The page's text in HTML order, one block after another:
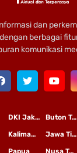
dan
berbagai
komunikasi
Buton Tengah
DKI Jakarta
Jawa Timur
Kalimantan Tengah
Nusa Tenggara Timur
Papua